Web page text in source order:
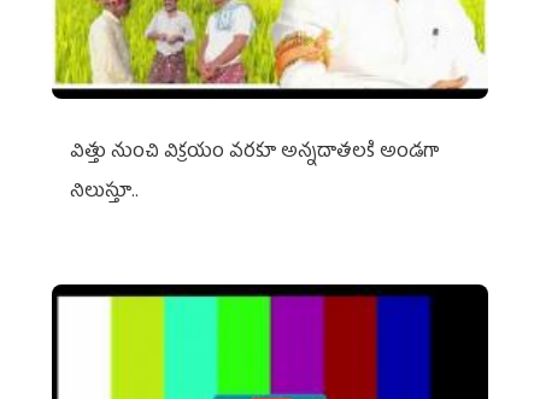
విత్తు నుంచి విక్రయం వరకూ అన్నదాతలకి అండగా
నిలుస్తూ..